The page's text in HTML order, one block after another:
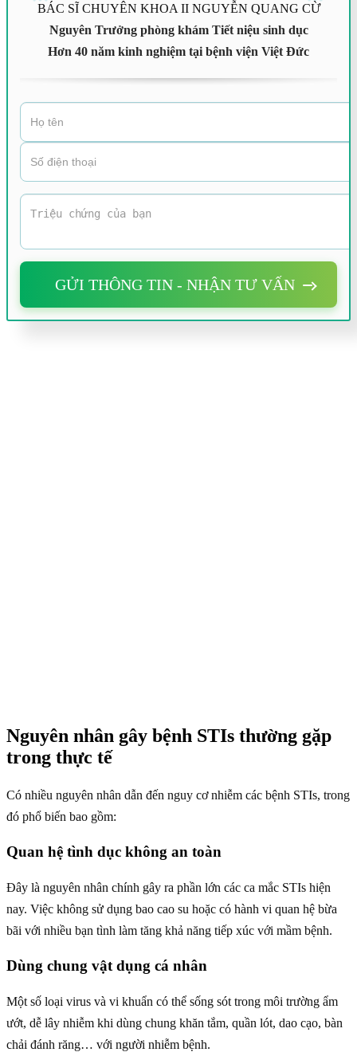
BÁC SĨ CHUYÊN KHOA II NGUYỄN QUANG CỪ
Nguyên Trưởng phòng khám Tiết niệu sinh dục
Hơn 40 năm kinh nghiệm tại bệnh viện Việt Đức
GỬI THÔNG TIN - NHẬN TƯ VẤN
Nguyên nhân gây bệnh STIs thường gặp
trong thực tế
Có nhiều nguyên nhân dẫn đến nguy cơ nhiễm các bệnh STIs, trong
đó phổ biến bao gồm:
Quan hệ tình dục không an toàn
Đây là nguyên nhân chính gây ra phần lớn các ca mắc STIs hiện
nay. Việc không sử dụng bao cao su hoặc có hành vi quan hệ bừa
bãi với nhiều bạn tình làm tăng khả năng tiếp xúc với mầm bệnh.
Dùng chung vật dụng cá nhân
Một số loại virus và vi khuẩn có thể sống sót trong môi trường ẩm
ướt, dễ lây nhiễm khi dùng chung khăn tắm, quần lót, dao cạo, bàn
chải đánh răng… với người nhiễm bệnh.